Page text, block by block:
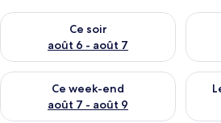
Ce soir
août 6 - août 7
Vérifier la disponibilité pour ce soir
Ce week-end
août 7 - août 9
Vérifier la disponibilité pour ce week-